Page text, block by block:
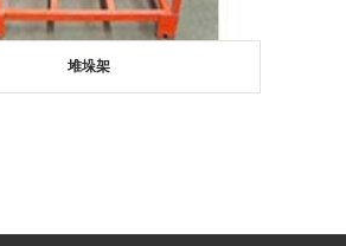
堆垛架